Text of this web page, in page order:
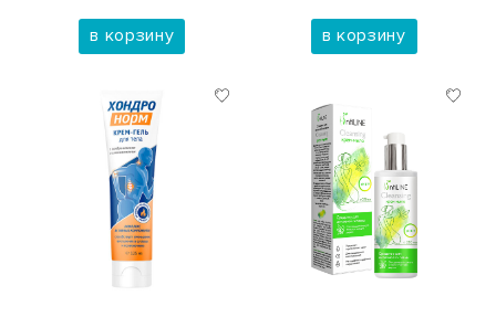
в корзину в корзину